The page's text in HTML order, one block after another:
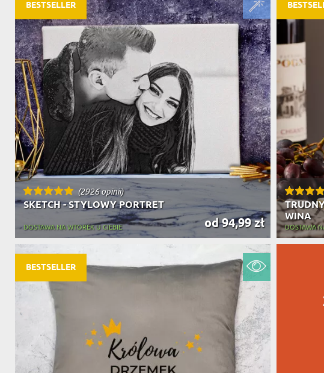
PREZENT DLATEŚCIÓW PRODUKTY
CHARAKTER PREZENTU
(2926 opinii)
SKETCH - STYLOWY PORTRET
od 94,99 zł
DOSTAWA NA WTOREK U CIEBIE
BESTSELLER
WINA
DOSTAWA
BESTSELLER